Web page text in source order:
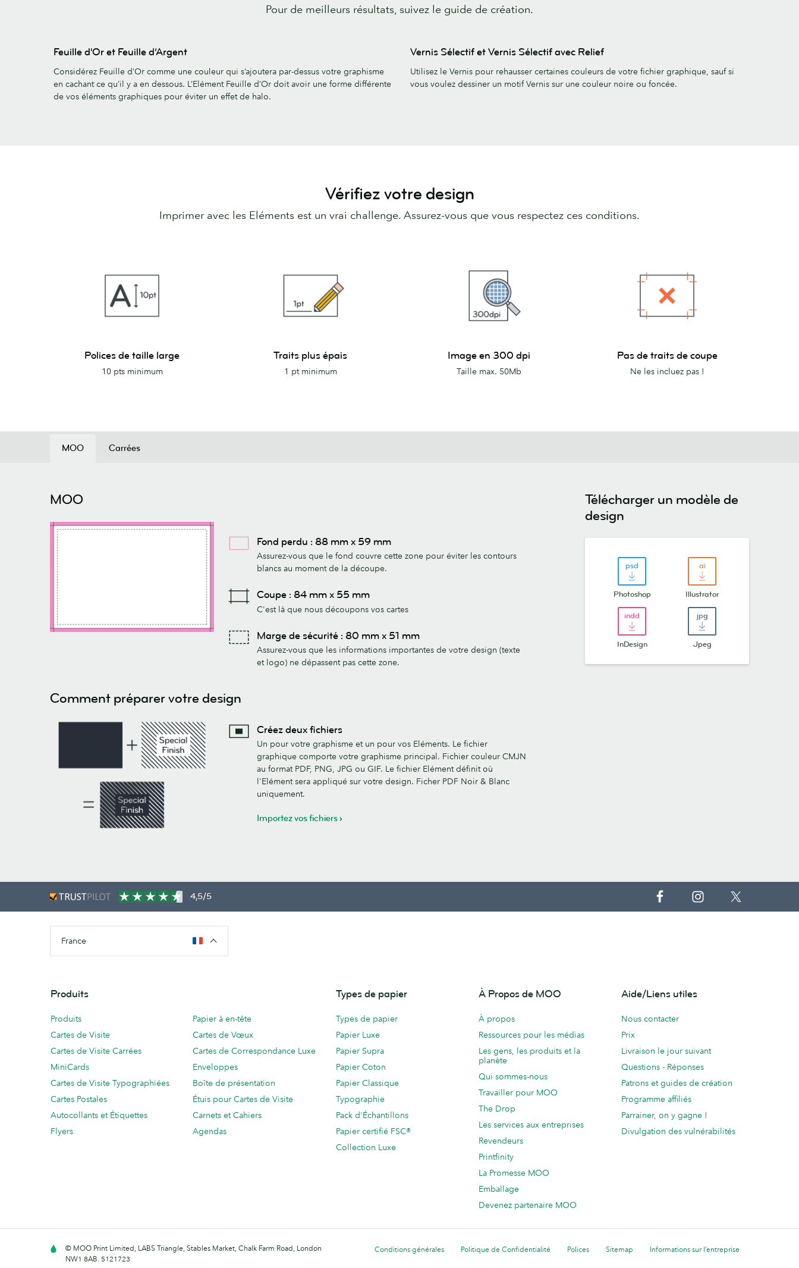
Pour de meilleurs résultats, suivez le guide de création.
Feuille d'Or et Feuille d’Argent
Considérez Feuille d’Or comme une couleur qui s’ajoutera par-dessus votre graphisme
en cachant ce qu’il y a en dessous. L’Elément Feuille d’Or doit avoir une forme différente
de vos éléments graphiques pour éviter un effet de halo.
Vernis Sélectif et Vernis Sélectif avec Relief
Utilisez le Vernis pour rehausser certaines couleurs de votre fichier graphique, sauf si
vous voulez dessiner un motif Vernis sur une couleur noire ou foncée.
Vérifiez votre design
Imprimer avec les Eléments est un vrai challenge. Assurez-vous que vous respectez ces conditions.
Polices de taille large
10 pts minimum
Traits plus épais
1 pt minimum
Image en 300 dpi
Taille max. 50Mb
Pas de traits de coupe
Ne les incluez pas !
MOO
MOO
Fond perdu : 88 mm x 59 mm
Assurez-vous que le fond couvre cette zone pour éviter les contours
blancs au moment de la découpe.
Coupe : 84 mm x 55 mm
C'est là que nous découpons vos cartes
Marge de sécurité : 80 mm x 51 mm
Assurez-vous que les informations importantes de votre design (texte
et logo) ne dépassent pas cette zone.
Comment préparer votre design
Créez deux fichiers
Un pour votre graphisme et un pour vos Eléments. Le fichier
graphique comporte votre graphisme principal. Fichier couleur CMJN
au format PDF, PNG, JPG ou GIF. Le fichier Elément définit où
l'Elément sera appliqué sur votre design. Ficher PDF Noir & Blanc
uniquement.
Importez vos fichiers
Télécharger un modèle de
design
Photoshop Illustrator
InDesign Jpeg
Carrées
4,5/5
France
Produits
Produits
Cartes de Visite
Cartes de Visite Carrées
MiniCards
Cartes de Visite Typographiées
Cartes Postales
Autocollants et Étiquettes
Flyers
Papier à en-tête
Cartes de Vœux
Cartes de Correspondance Luxe
Enveloppes
Boîte de présentation
Étuis pour Cartes de Visite
Carnets et Cahiers
Agendas
Types de papier
Types de papier
Papier Luxe
Papier Supra
Papier Coton
Papier Classique
Typographie
Pack d'Échantillons
Papier certifié FSC®
Collection Luxe
À Propos de MOO
À propos
Ressources pour les médias
Les gens, les produits et la
planète
Qui sommes-nous
Travailler pour MOO
The Drop
Les services aux entreprises
Revendeurs
Printfinity
La Promesse MOO
Emballage
Devenez partenaire MOO
Aide/Liens utiles
Nous contacter
Prix
Livraison le jour suivant
Questions - Réponses
Patrons et guides de création
Programme affiliés
Parrainer, on y gagne !
Divulgation des vulnérabilités
Conditions générales Politique de Confidentialité Polices Sitemap Informations sur l’entreprise
© MOO Print Limited, LABS Triangle, Stables Market, Chalk Farm Road, London
NW1 8AB. 5121723